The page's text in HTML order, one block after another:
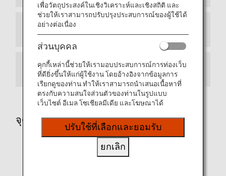
ก่อนการเดินทางของท่าน
จุดบริการช่วยเหลือผู้ทุพพลภาพของ ANA
เพื่อวัตถุประสงค์ในเชิงวิเคราะห์และเชิงสถิติ และ
ช่วยให้เราสามารถปรับปรุงประสบการณ์ของผู้ใช้ได้
อย่างต่อเนื่อง
ส่วนบุคคล
คุกกี้เหล่านี้ช่วยให้เรามอบประสบการณ์การท่องเว็บ
ที่ดียิ่งขึ้นให้แก่ผู้ใช้งาน โดยอ้างอิงจากข้อมูลการ
เรียกดูของท่าน ทำให้เราสามารถนำเสนอเนื้อหาที่
ตรงกับความสนใจส่วนตัวของท่านในรูปแบบ
เว็บไซต์ อีเมล โซเชียลมีเดีย และโฆษณาได้
ปรับใช้ที่เลือกและยอมรับ
ยกเลิก